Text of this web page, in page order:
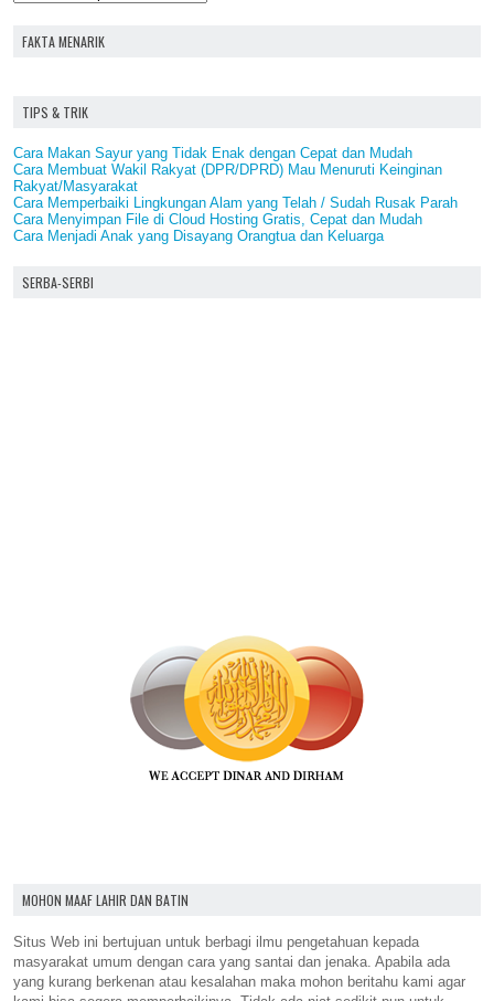
FAKTA MENARIK
TIPS & TRIK
Cara Makan Sayur yang Tidak Enak dengan Cepat dan Mudah
Cara Membuat Wakil Rakyat (DPR/DPRD) Mau Menuruti Keinginan
Rakyat/Masyarakat
Cara Memperbaiki Lingkungan Alam yang Telah / Sudah Rusak Parah
Cara Menyimpan File di Cloud Hosting Gratis, Cepat dan Mudah
Cara Menjadi Anak yang Disayang Orangtua dan Keluarga
SERBA-SERBI
MOHON MAAF LAHIR DAN BATIN
Situs Web ini bertujuan untuk berbagi ilmu pengetahuan kepada
masyarakat umum dengan cara yang santai dan jenaka. Apabila ada
yang kurang berkenan atau kesalahan maka mohon beritahu kami agar